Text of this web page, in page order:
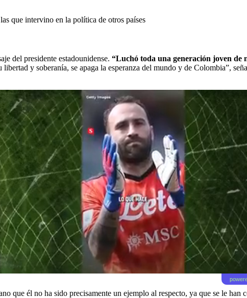
que intervino en la política de otros países
del presidente estadounidense. “Luchó toda una generación joven
y soberanía, se apaga la esperanza del mundo y de Colombia”,
que él no ha sido precisamente un ejemplo al respecto, ya que se le